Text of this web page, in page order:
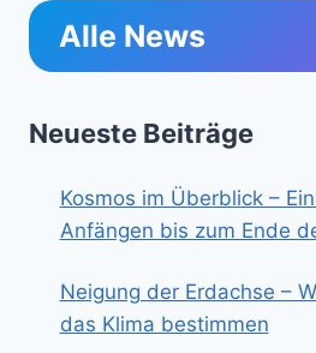
Alle News
Neueste Beiträge
Kosmos im Überblick –
Anfängen bis zum Ende
Neigung der Erdachse –
das Klima bestimmen